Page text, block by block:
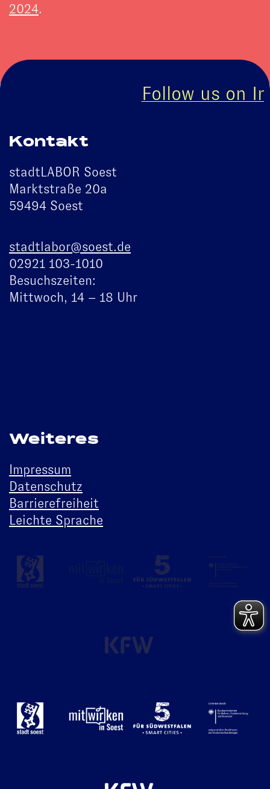
2024.
Follow us on
Kontakt
stadtLABOR Soest
Marktstraße 20a
59494 Soest
stadtlabor@soest.de
02921 103-1010
Besuchszeiten:
Mittwoch, 14 – 18 Uhr
Weiteres
Impressum
Datenschutz
Barrierefreiheit
Leichte Sprache